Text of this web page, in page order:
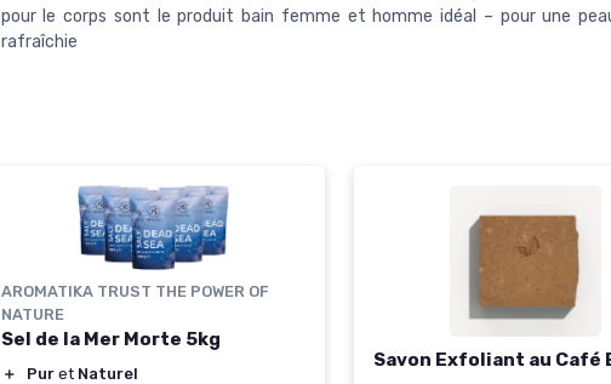
pour le corps sont le produit bain femme et homme idéal – pour une
rafraîchie
AROMATIKA TRUST THE POWER OF
NATURE
Sel de la Mer Morte 5kg
＋ Pur et Naturel
Savon Exfoliant au Café